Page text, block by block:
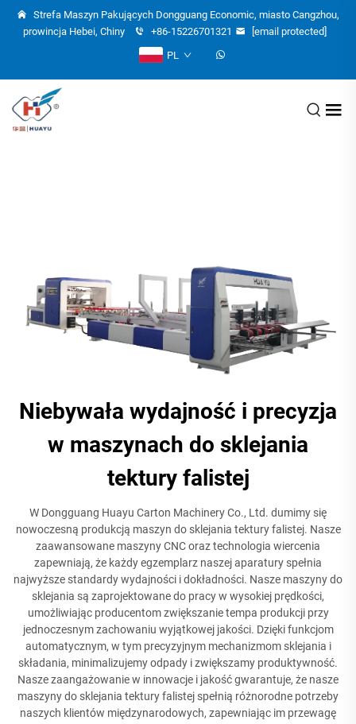
Strefa Maszyn Pakujących Dongguang Economic, miasto Cangzhou,
prowincja Hebei, Chiny
+86-15226701321
[email protected]
PL
Niebywała wydajność i precyzja
w maszynach do sklejania
tektury falistej
W Dongguang Huayu Carton Machinery Co., Ltd. dumimy się
nowoczesną produkcją maszyn do sklejania tektury falistej. Nasze
zaawansowane maszyny CNC oraz technologia wiercenia
zapewniają, że każdy egzemplarz naszej aparatury spełnia
najwyższe standardy wydajności i dokładności. Nasze maszyny do
sklejania są zaprojektowane do pracy w wysokiej prędkości,
umożliwiając producentom zwiększanie tempa produkcji przy
jednoczesnym zachowaniu wyjątkowej jakości. Dzięki funkcjom
automatycznym, w tym precyzyjnym mechanizmom sklejania i
składania, minimalizujemy odpady i zwiększamy produktywność.
Nasze zaangażowanie w innowacje i jakość gwarantuje, że nasze
maszyny do sklejania tektury falistej spełnią różnorodne potrzeby
naszych klientów międzynarodowych, zapewniając im przewagę